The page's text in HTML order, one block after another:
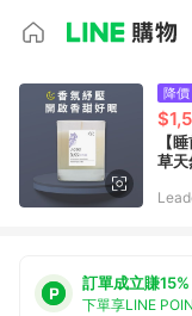
降價
【
草
訂單成立賺15%
下單享LINE